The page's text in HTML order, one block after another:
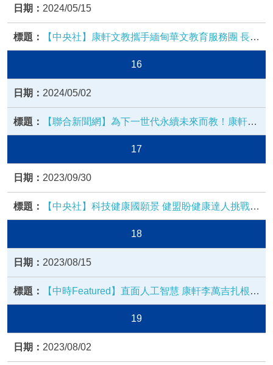
2024/05/15
【中央社】康軒文教攜手緬甸華文教育服務團 長期
捐贈偏鄉兒童學習教材
16
2024/05/02
【聯合新聞網】為下一世代永續未來而教！康軒文
教倡議永續教育行動！(文 / 張念慈)
17
2023/09/30
【中央社】科技健康國願景 健盟盼健康達人挑戰賽
推廣全台 (陳婕翎 報導)
18
2023/08/15
【中時Featured】直面人工智慧 康軒李萬吉扎根全
人教育打造永續商模 (李瑞梅 報導)
19
2023/08/02